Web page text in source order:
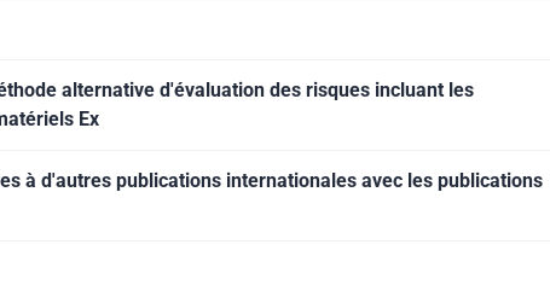
alternative d'évaluation des risques incluant les
Ex
à d'autres publications internationales avec les publications